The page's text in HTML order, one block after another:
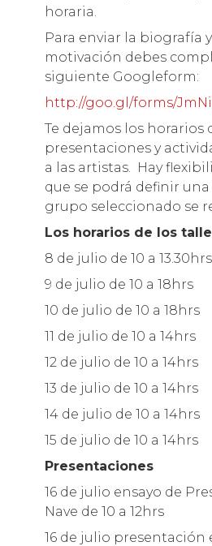
horaria.
Para enviar la biografía
motivación debes
siguiente Googleform:
http://goo.gl/forms/
Te dejamos los horarios
presentaciones y
a las artistas. Hay
que se podrá definir una
grupo seleccionado se
Los horarios de los
8 de julio de 10 a 13.30hrs
9 de julio de 10 a 18hrs
10 de julio de 10 a 18hrs
11 de julio de 10 a 14hrs
12 de julio de 10 a 14hrs
13 de julio de 10 a 14hrs
14 de julio de 10 a 14hrs
15 de julio de 10 a 14hrs
Presentaciones
16 de julio ensayo de
Nave de 10 a 12hrs
16 de julio presentación